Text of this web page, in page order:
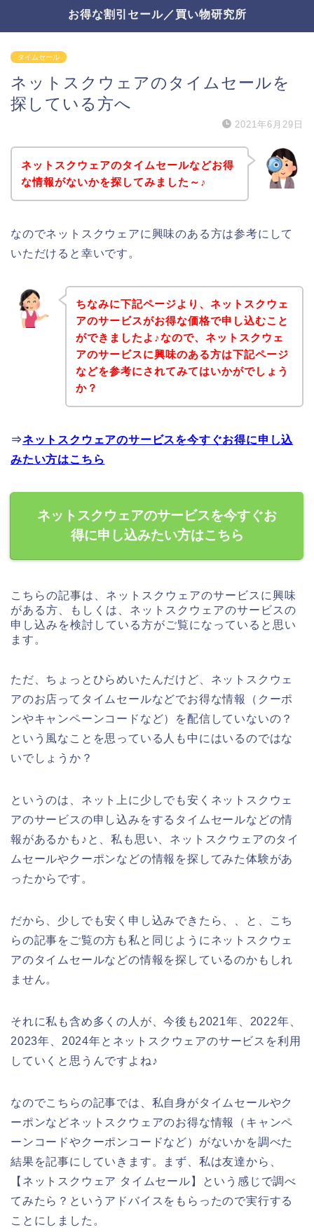
お得な割引セール／買い物研究所
タイムセール
ネットスクウェアのタイムセールを
探している方へ
2021年6月29日
ネットスクウェアのタイムセールなどお得
な情報がないかを探してみました～♪
なのでネットスクウェアに興味のある方は参考にして
いただけると幸いです。
ちなみに下記ページより、ネットスクウェ
アのサービスがお得な価格で申し込むこと
ができましたよ♪なので、ネットスクウェ
アのサービスに興味のある方は下記ページ
などを参考にされてみてはいかがでしょう
か？
⇒ネットスクウェアのサービスを今すぐお得に申し込
みたい方はこちら
ネットスクウェアのサービスを今すぐお
得に申し込みたい方はこちら
こちらの記事は、ネットスクウェアのサービスに興味
がある方、もしくは、ネットスクウェアのサービスの
申し込みを検討している方がご覧になっていると思い
ます。
ただ、ちょっとひらめいたんだけど、ネットスクウェ
アのお店ってタイムセールなどでお得な情報（クーポ
ンやキャンペーンコードなど）を配信していないの？
という風なことを思っている人も中にはいるのではな
いでしょうか？
というのは、ネット上に少しでも安くネットスクウェ
アのサービスの申し込みをするタイムセールなどの情
報があるかも♪と、私も思い、ネットスクウェアのタイ
ムセールやクーポンなどの情報を探してみた体験があ
ったからです。
だから、少しでも安く申し込みできたら、、と、こち
らの記事をご覧の方も私と同じようにネットスクウェ
アのタイムセールなどの情報を探しているのかもしれ
ません。
それに私も含め多くの人が、今後も2021年、2022年、
2023年、2024年とネットスクウェアのサービスを利用
していくと思うんですよね♪
なのでこちらの記事では、私自身がタイムセールやク
ーポンなどネットスクウェアのお得な情報（キャンペ
ーンコードやクーポンコードなど）がないかを調べた
結果を記事にしていきます。まず、私は友達から、
【ネットスクウェア タイムセール】という感じで調べ
てみたら？というアドバイスをもらったので実行する
ことにしました。